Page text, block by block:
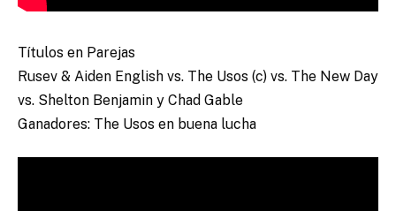
Títulos en Parejas
Rusev & Aiden English vs. The Usos (c) vs. The New Day
vs. Shelton Benjamin y Chad Gable
Ganadores: The Usos en buena lucha